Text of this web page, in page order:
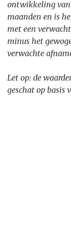
ontwikkeling van
maanden en is
met een
minus het
verwachte
Let op: de
geschat op basis